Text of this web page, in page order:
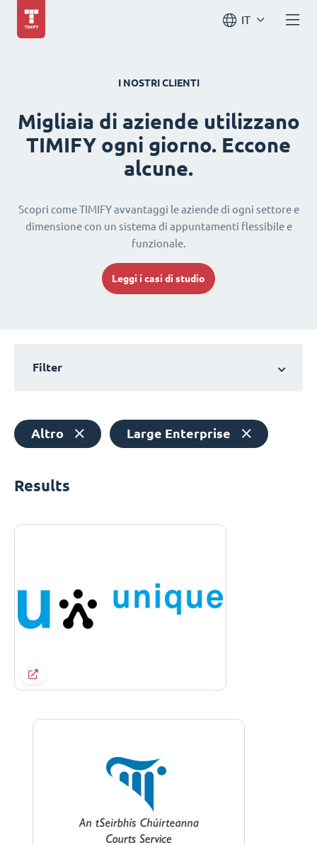
IT
I NOSTRI CLIENTI
Migliaia di aziende utilizzano
TIMIFY ogni giorno. Eccone
alcune.
Scopri come TIMIFY avvantaggi le aziende di ogni settore e
dimensione con un sistema di appuntamenti flessibile e
funzionale.
Leggi i casi di studio
Filter
Altro Large Enterprise
Results